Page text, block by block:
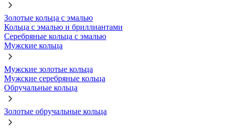
Золотые кольца с эмалью
Кольца с эмалью и бриллиантами
Серебряные кольца с эмалью
Мужские кольца
Мужские золотые кольца
Мужские серебряные кольца
Обручальные кольца
Золотые обручальные кольца